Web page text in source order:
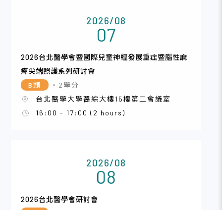
2026/08
07
2026台北醫學會暨國際兒童神經發展重症暨腦性麻
痺尖端照護系列研討會
B類
・2學分
台北醫學大學醫綜大樓15樓第二會議室
16:00 - 17:00 (2 hours)
2026/08
08
2026台北醫學會研討會